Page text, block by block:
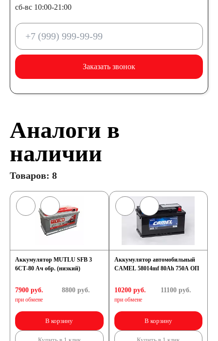
сб-вс 10:00-21:00
Заказать звонок
Аналоги в
наличии
Товаров: 8
Аккумулятор MUTLU SFB 3
6СТ-80 Ач обр. (низкий)
7900 руб.
при обмене
8800руб.
В корзину
Аккумулятор автомобильный
CAMEL 58014mf 80Ah 750A ОП
10200 руб.
при обмене
11100 руб.
В корзину